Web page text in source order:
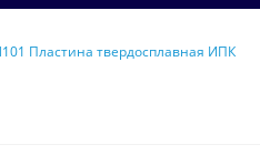
Пластина твердосплавная ИПК